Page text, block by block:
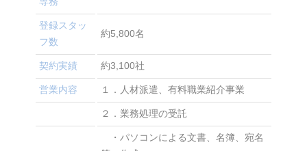
登録スタッ
フ数
約5,800名
契約実績 約3,100社
営業内容 １．人材派遣、有料職業紹介事業
２．業務処理の受託
・パソコンによる文書、名簿、宛名